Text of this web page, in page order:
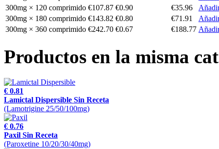
300mg × 120 comprimido €107.87 €0.90 €35.96
300mg × 180 comprimido €143.82 €0.80 €71.91
300mg × 360 comprimido €242.70 €0.67 €188.77
Productos en la misma
€ 0.81
Lamictal Dispersible Sin Receta
(Lamotrigine 25/50/100mg)
€ 0.76
Paxil Sin Receta
(Paroxetine 10/20/30/40mg)